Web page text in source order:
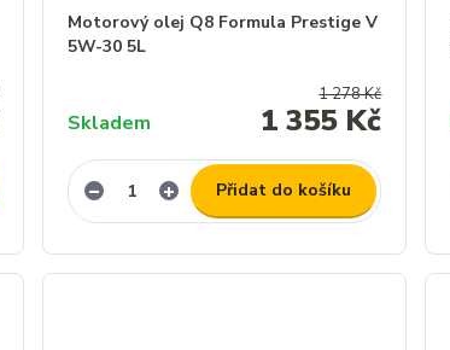
Motorový olej Q8 Formula Prestige V
5W-30 5L
1 278 Kč
1 355 Kč
Skladem
Přidat do košíku